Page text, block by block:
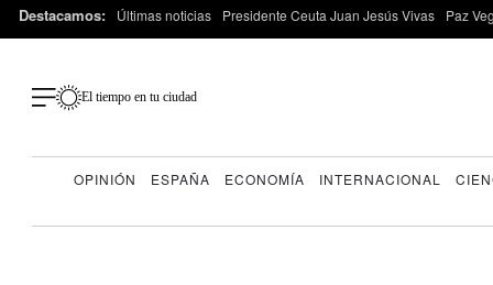
Destacamos: Últimas noticias Presidente Ceuta Juan Jesús Vivas Paz
El tiempo en tu ciudad
OPINIÓN ESPAÑA ECONOMÍA INTERNACIONAL